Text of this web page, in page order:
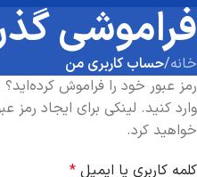
فراموشی
خانه/حساب کاربری من
رمز عبور خود را فراموش
وارد کنید. لینکی برای ایجاد رمز
خواهید کرد.
کلمه کاربری یا ایمیل *